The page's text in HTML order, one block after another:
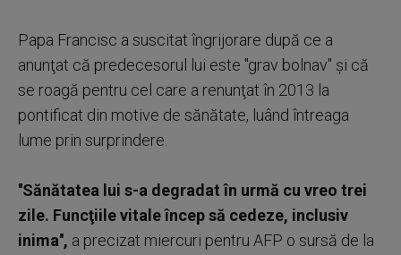
Papa Francisc a suscitat îngrijorare după ce a
anunţat că predecesorul lui este ''grav bolnav'' şi că
se roagă pentru cel care a renunţat în 2013 la
pontificat din motive de sănătate, luând întreaga
lume prin surprindere.
''Sănătatea lui s-a degradat în urmă cu vreo trei
zile. Funcţiile vitale încep să cedeze, inclusiv
inima'', a precizat miercuri pentru AFP o sursă de la